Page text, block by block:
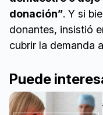
donación”. Y si
donantes, insistió
cubrir la demanda
Puede